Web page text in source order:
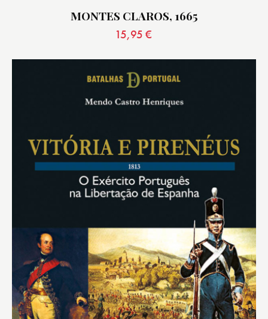
MONTES CLAROS, 1665
15,95 €